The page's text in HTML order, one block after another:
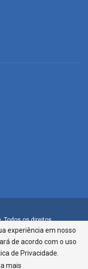
Todos os direitos
Bairro São José |
- CI Centro de
experiência em nosso
de acordo com o uso
de Privacidade.
mais